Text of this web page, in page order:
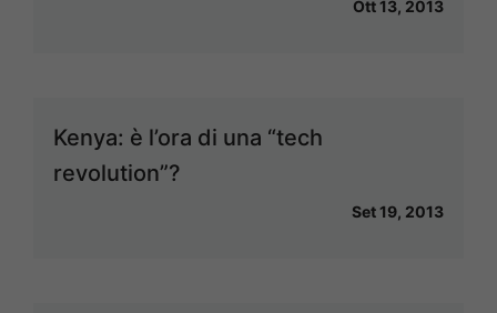
Ott 13, 2013
Kenya: è l’ora di una “tech
revolution”?
Set 19, 2013